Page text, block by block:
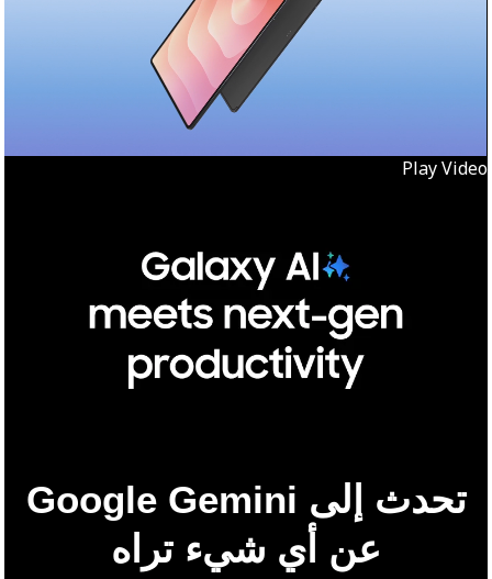
Play Video
تحدث إلى Google Gemini
عن أي شيء تراه